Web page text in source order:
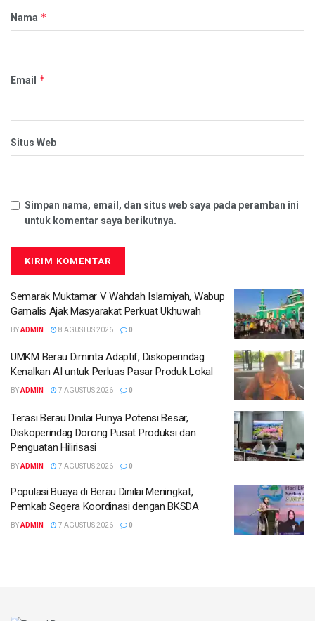
Nama *
Email *
Situs Web
Simpan nama, email, dan situs web saya pada peramban ini
untuk komentar saya berikutnya.
Semarak Muktamar V Wahdah Islamiyah, Wabup
Gamalis Ajak Masyarakat Perkuat Ukhuwah
BYADMIN 8 AGUSTUS 2026 0
UMKM Berau Diminta Adaptif, Diskoperindag
Kenalkan AI untuk Perluas Pasar Produk Lokal
BYADMIN 7 AGUSTUS 2026 0
Terasi Berau Dinilai Punya Potensi Besar,
Diskoperindag Dorong Pusat Produksi dan
Penguatan Hilirisasi
BYADMIN 7 AGUSTUS 2026 0
Populasi Buaya di Berau Dinilai Meningkat,
Pemkab Segera Koordinasi dengan BKSDA
BYADMIN 7 AGUSTUS 2026 0